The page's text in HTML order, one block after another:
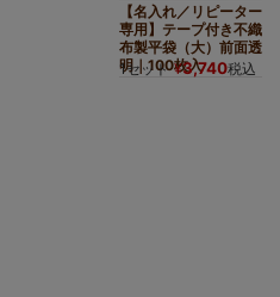
【名入れ／リピーター
専用】テープ付き不織
布製平袋（大）前面透
明｜100枚入
1セット ¥3,740税込